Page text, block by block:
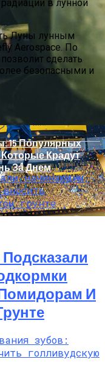
Орден От
В 1/4 Лиги
15 Популярных
Крадут
За Днем
в лунной
Луны лунным
Aerospace. По
сделать
безопасными и
И